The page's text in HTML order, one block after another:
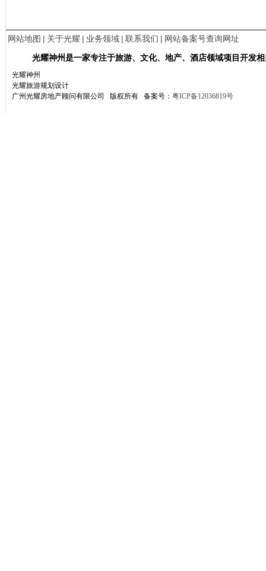
网站地图 | 关于光耀 | 业务领域 | 联系我们 | 网站备案号查询网址
光耀神州是一家专注于旅游、文化、地产、酒店领域项目开发
光耀神州
光耀旅游规划设计
广州光耀房地产顾问有限公司 版权所有 备案号： 粤ICP备12036819号